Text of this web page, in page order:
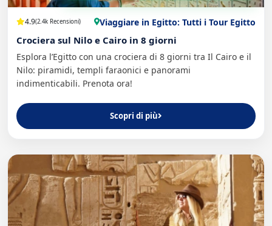
4.9(2.4k Recensioni) Viaggiare in Egitto: Tutti i Tour Egitto
Crociera sul Nilo e Cairo in 8 giorni
Esplora l’Egitto con una crociera di 8 giorni tra Il Cairo e il
Nilo: piramidi, templi faraonici e panorami
indimenticabili. Prenota ora!
Scopri di più